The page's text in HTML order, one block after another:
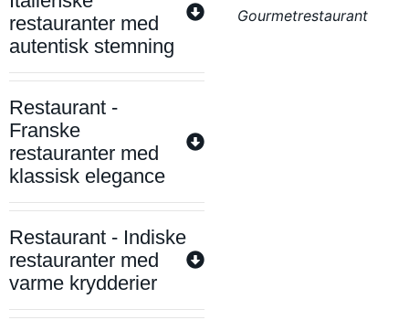
restauranter med
autentisk stemning
Restaurant -
Franske
restauranter med
klassisk elegance
Restaurant - Indiske
restauranter med
varme krydderier
Gourmetrestaurant